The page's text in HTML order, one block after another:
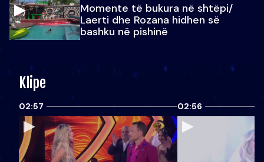
Momente të bukura në shtëpi/
Laerti dhe Rozana hidhen së
bashku në pishinë
Klipe
02:57 02:56